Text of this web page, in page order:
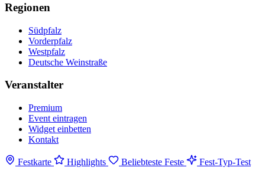
Regionen
Südpfalz
Vorderpfalz
Westpfalz
Deutsche Weinstraße
Veranstalter
Premium
Event eintragen
Widget einbetten
Kontakt
Festkarte Highlights Beliebteste Feste
Fest-Typ-Test